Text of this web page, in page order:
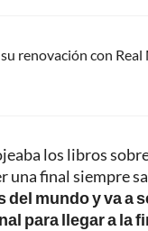
renovación con
los libros
final siempre
mundo y va a
para llegar a la